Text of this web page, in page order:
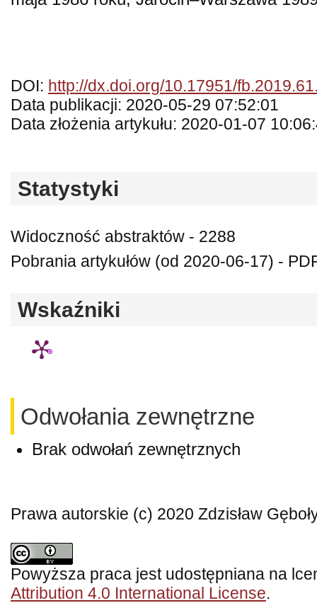
DOI: http://dx.doi.org/10.17951/
Data publikacji: 2020-05-29 07:52:01
Data złożenia artykułu: 2020-01-07
Statystyki
Widoczność abstraktów - 2288
Pobrania artykułów (od 2020-06-17) -
Wskaźniki
Odwołania zewnętrzne
Brak odwołań zewnętrznych
Prawa autorskie (c) 2020 Zdzisław
Powyższa praca jest udostępniana na
Attribution 4.0 International License.